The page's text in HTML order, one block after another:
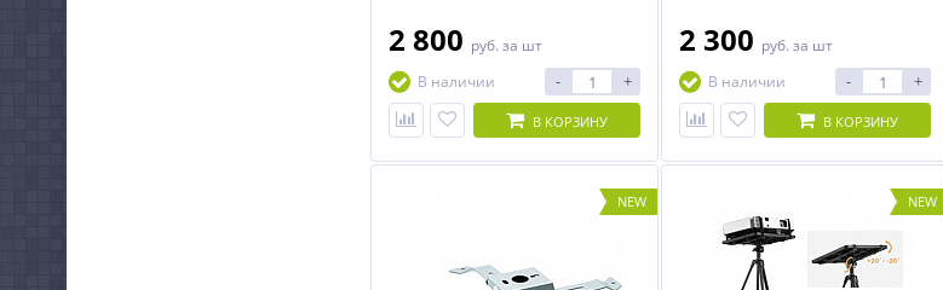
2 800 руб. за шт
В наличии
- +
В КОРЗИНУ
2 300 руб. за шт
В наличии
- +
В КОРЗИНУ
NEW NEW